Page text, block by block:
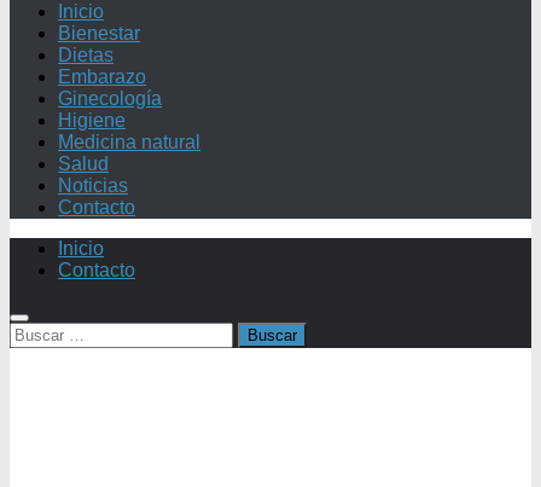
Inicio
Bienestar
Dietas
Embarazo
Ginecología
Higiene
Medicina natural
Salud
Noticias
Contacto
Inicio
Contacto
Buscar: